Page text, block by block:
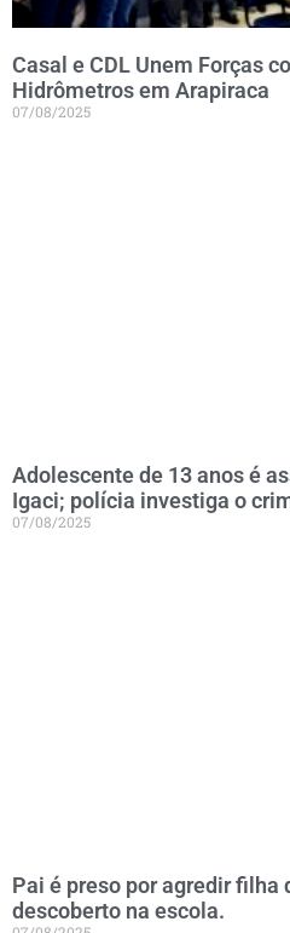
Casal e CDL Unem Forças
Hidrômetros em Arapiraca
07/08/2025
Adolescente de 13 anos é
Igaci; polícia investiga o
07/08/2025
Pai é preso por agredir filha
descoberto na escola.